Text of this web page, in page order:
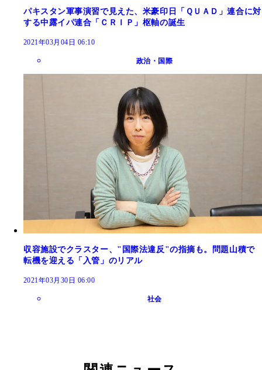
パキスタン軍事演習で見えた、米豪印日「ＱＵＡＤ」連合に対
する中露イパ連合「ＣＲＩＰ」枢軸の誕生
2021年03月04日 06:10
政治・国際
収容施設でクラスター、"国際法違反"の指摘も。問題山積で
転機を迎える「入管」のリアル
2021年03月30日 06:00
社会